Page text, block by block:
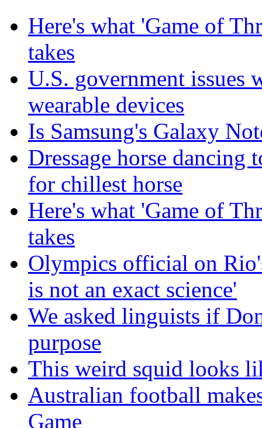
Here's what 'Game of
takes
U.S. government issues
wearable devices
Is Samsung's Galaxy
Dressage horse dancing
for chillest horse
Here's what 'Game of
takes
Olympics official on
is not an exact science'
We asked linguists if
purpose
This weird squid looks
Australian football
Game